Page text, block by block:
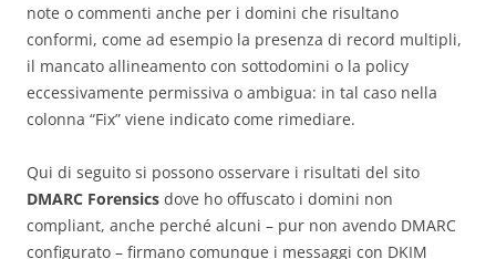
note o commenti anche per i domini che risultano
conformi, come ad esempio la presenza di record multipli,
il mancato allineamento con sottodomini o la policy
eccessivamente permissiva o ambigua: in tal caso nella
colonna “Fix” viene indicato come rimediare.
Qui di seguito si possono osservare i risultati del sito
DMARC Forensics dove ho offuscato i domini non
compliant, anche perché alcuni – pur non avendo DMARC
configurato – firmano comunque i messaggi con DKIM